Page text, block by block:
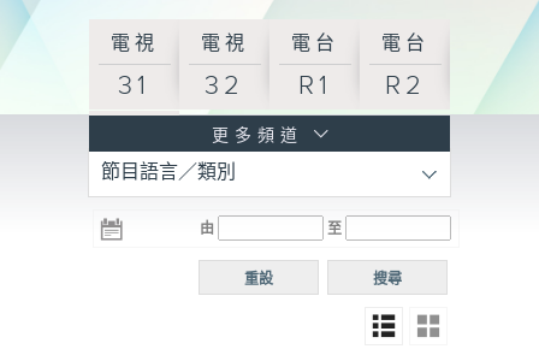
電視
31
電視
32
電台
R1
電台
R2
R3
電台 電台
R5
電台
普通
更多頻道
節目語言／類別
由 至
搜尋
重設